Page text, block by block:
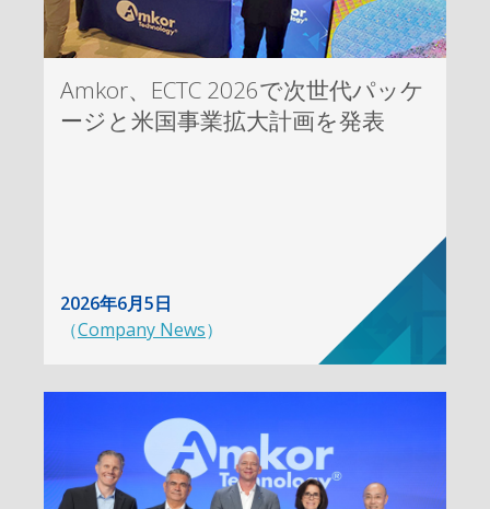
Amkor、ECTC 2026で次世代パッケ
ージと米国事業拡大計画を発表
2026年6月5日
（Company News）